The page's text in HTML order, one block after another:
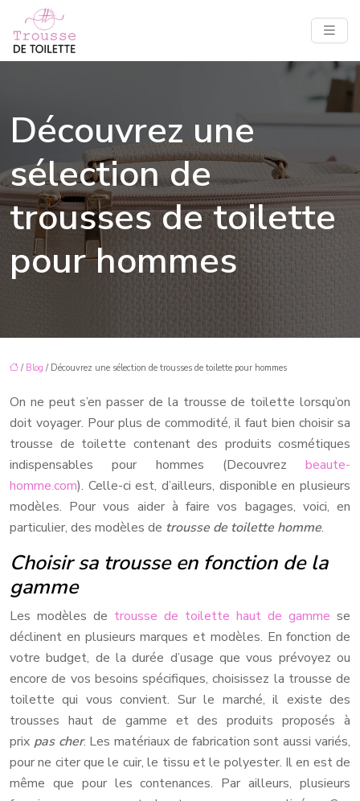
Découvrez une
sélection de
trousses de toilette
pour hommes
/ Blog / Découvrez une sélection de trousses de toilette pour hommes
On ne peut s’en passer de la trousse de toilette lorsqu’on
doit voyager. Pour plus de commodité, il faut bien choisir sa
trousse de toilette contenant des produits cosmétiques
indispensables pour hommes (Decouvrez beaute-
homme.com). Celle-ci est, d’ailleurs, disponible en plusieurs
modèles. Pour vous aider à faire vos bagages, voici, en
particulier, des modèles de trousse de toilette homme.
Choisir sa trousse en fonction de la
gamme
Les modèles de trousse de toilette haut de gamme se
déclinent en plusieurs marques et modèles. En fonction de
votre budget, de la durée d’usage que vous prévoyez ou
encore de vos besoins spécifiques, choisissez la trousse de
toilette qui vous convient. Sur le marché, il existe des
trousses haut de gamme et des produits proposés à
prix pas cher. Les matériaux de fabrication sont aussi variés,
pour ne citer que le cuir, le tissu et le polyester. Il en est de
même que pour les contenances. Par ailleurs, plusieurs